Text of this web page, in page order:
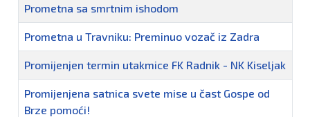
Prometna sa smrtnim ishodom
Prometna u Travniku: Preminuo vozač iz Zadra
Promijenjen termin utakmice FK Radnik - NK Kiseljak
Promijenjena satnica svete mise u čast Gospe od
Brze pomoći!